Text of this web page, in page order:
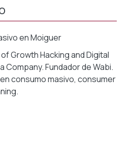
en Moiguer
Growth Hacking and Digital
Company.Fundador de Wabi.
consumo masivo, consumer